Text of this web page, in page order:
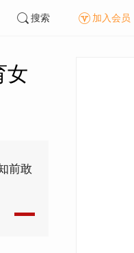
搜索 加入会员
女
前敢